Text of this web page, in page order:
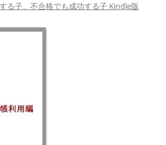
る子、不合格でも成功する子 Kindle版